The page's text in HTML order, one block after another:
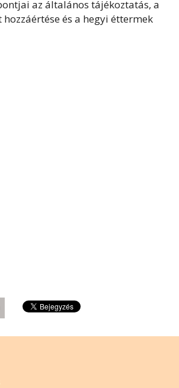
az általános tájékoztatás, a
és a hegyi éttermek